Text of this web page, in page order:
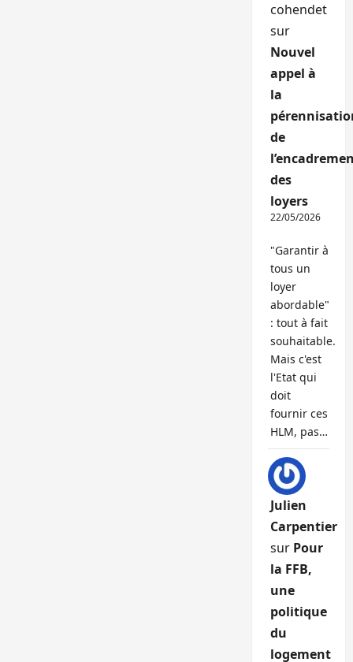
cohendet
sur
Nouvel
appel à
la
de
des
loyers
22/05/2026
"Garantir à
tous un
loyer
abordable"
: tout à fait
souhaitable.
Mais c'est
l'Etat qui
doit
fournir ces
HLM, pas…
Julien
Carpentier
sur Pour
la FFB,
une
politique
du
logement